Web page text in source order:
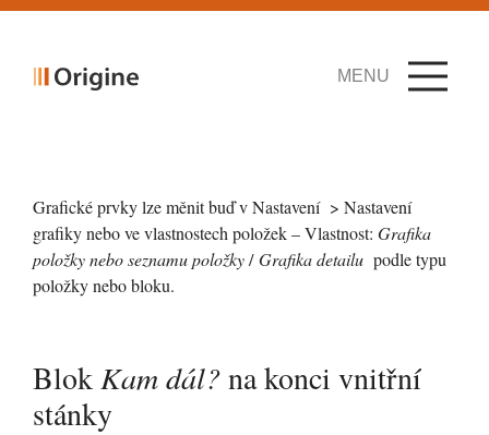
MENU
Grafické prvky lze měnit buď v Nastavení > Nastavení
grafiky nebo ve vlastnostech položek – Vlastnost: Grafika
položky nebo seznamu položky/Grafika detailu podle typu
položky nebo bloku.
BlokKam dál?na konci vnitřní
stánky